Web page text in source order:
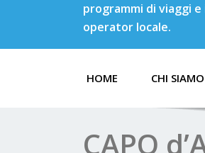
programmi di viaggi
operator locale.
HOME CHI SIAMO
CAPO